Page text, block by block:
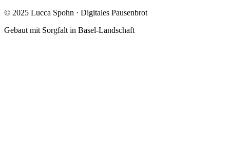
© 2025 Lucca Spohn · Digitales Pausenbrot
Gebaut mit Sorgfalt in Basel-Landschaft